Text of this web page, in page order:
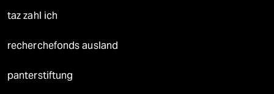
taz zahl ich
recherchefonds ausland
panterstiftung